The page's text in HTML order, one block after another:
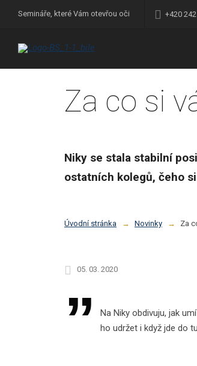
Semináře, které Vám otevřou oči +420
Za co si
Niky se stala stabilní
ostatních kolegů, čeho
Úvodní stránka Novinky Za
05. 03. 2020
Na Niky obdivuju, jak
ho udržet i když jde do